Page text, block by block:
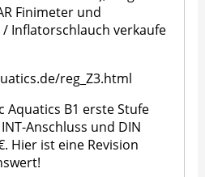
Finimeter und
Inflatorschlauch verkaufe
reg_Z3.html
Aquatics B1 erste Stufe
Anschluss und DIN
Hier ist eine Revision